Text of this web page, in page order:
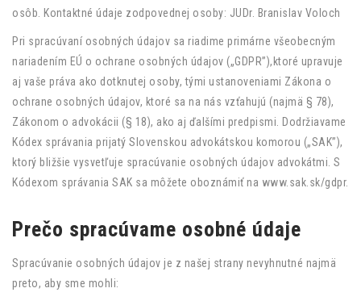
osôb. Kontaktné údaje zodpovednej osoby: JUDr. Branislav Voloch
Pri spracúvaní osobných údajov sa riadime primárne všeobecným
nariadením EÚ o ochrane osobných údajov („GDPR”),ktoré upravuje
aj vaše práva ako dotknutej osoby, tými ustanoveniami Zákona o
ochrane osobných údajov, ktoré sa na nás vzťahujú (najmä § 78),
Zákonom o advokácii (§ 18), ako aj ďalšími predpismi. Dodržiavame
Kódex správania prijatý Slovenskou advokátskou komorou („SAK”),
ktorý bližšie vysvetľuje spracúvanie osobných údajov advokátmi. S
Kódexom správania SAK sa môžete oboznámiť na www.sak.sk/gdpr.
Prečo spracúvame osobné údaje
Spracúvanie osobných údajov je z našej strany nevyhnutné najmä
preto, aby sme mohli: